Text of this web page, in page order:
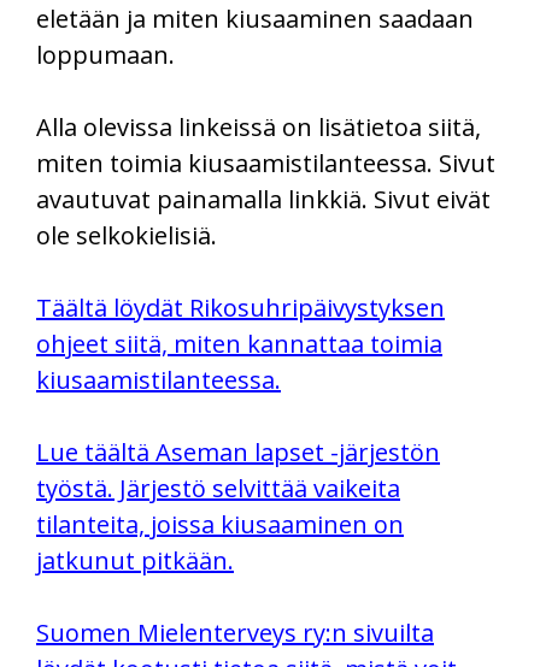
eletään ja miten kiusaaminen saadaan
loppumaan.
Alla olevissa linkeissä on lisätietoa siitä,
miten toimia kiusaamistilanteessa. Sivut
avautuvat painamalla linkkiä. Sivut eivät
ole selkokielisiä.
Täältä löydät Rikosuhripäivystyksen
ohjeet siitä, miten kannattaa toimia
kiusaamistilanteessa.
Lue täältä Aseman lapset -järjestön
työstä. Järjestö selvittää vaikeita
tilanteita, joissa kiusaaminen on
jatkunut pitkään.
Suomen Mielenterveys ry:n sivuilta